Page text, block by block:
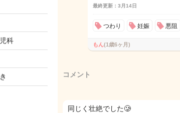
科
最終更新：3月14日
つわり 妊娠 悪阻
もん(1歳6ヶ月)
コメント
同じく壮絶でした🥲